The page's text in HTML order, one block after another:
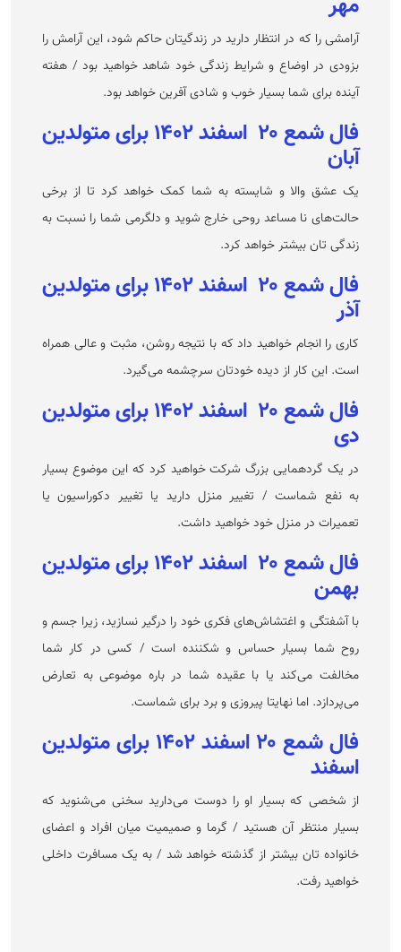
آرامشی را که در انتظار دارید در زندگیتان حاکم شود، این آرامش را
بزودی در اوضاع و شرایط زندگی خود شاهد خواهید بود / هفته
آینده برای شما بسیار خوب و شادی آفرین خواهد بود.
فال شمع ۲۰ اسفند ۱۴۰۲ برای متولدین
آبان
یک عشق والا و شایسته به شما کمک خواهد کرد تا از برخی
حالت‌های نا مساعد روحی خارج شوید و دلگرمی شما را نسبت به
زندگی تان بیشتر خواهد کرد.
فال شمع ۲۰ اسفند ۱۴۰۲ برای متولدین
آذر
کاری را انجام خواهید داد که با نتیجه روشن، مثبت و عالی همراه
است. این کار از دیده خودتان سرچشمه می‌گیرد.
فال شمع ۲۰ اسفند ۱۴۰۲ برای متولدین
دی
در یک گردهمایی بزرگ شرکت خواهید کرد که این موضوع بسیار
به نفع شماست / تغییر منزل دارید یا تغییر دکوراسیون یا
تعمیرات در منزل خود خواهید داشت.
فال شمع ۲۰ اسفند ۱۴۰۲ برای متولدین
بهمن
با آشفتگی و اغتشاش‌های فکری خود را درگیر نسازید، زیرا جسم و
روح شما بسیار حساس و شکننده است / کسی در کار شما
مخالفت می‌کند یا با عقیده شما در باره موضوعی به تعارض
می‌پردازد. اما نهایتا پیروزی و برد برای شماست.
فال شمع ۲۰ اسفند ۱۴۰۲ برای متولدین
اسفند
از شخصی که بسیار او را دوست می‌دارید سخنی می‌شنوید که
بسیار منتظر آن هستید / گرما و صمیمیت میان افراد و اعضای
خانواده تان بیشتر از گذشته خواهد شد / به یک مسافرت داخلی
خواهید رفت.